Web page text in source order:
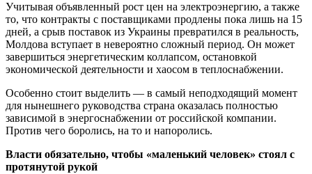
Учитывая объявленный рост цен на электроэнергию, а также
то, что контракты с поставщиками продлены пока лишь на 15
дней, а срыв поставок из Украины превратился в реальность,
Молдова вступает в невероятно сложный период. Он может
завершиться энергетическим коллапсом, остановкой
экономической деятельности и хаосом в теплоснабжении.
Особенно стоит выделить — в самый неподходящий момент
для нынешнего руководства страна оказалась полностью
зависимой в энергоснабжении от российской компании.
Против чего боролись, на то и напоролись.
Власти обязательно, чтобы «маленький человек» стоял с
протянутой рукой